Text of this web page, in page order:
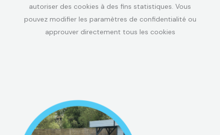
autoriser des cookies à des fins statistiques. Vous
pouvez modifier les paramètres de confidentialité ou
approuver directement tous les cookies